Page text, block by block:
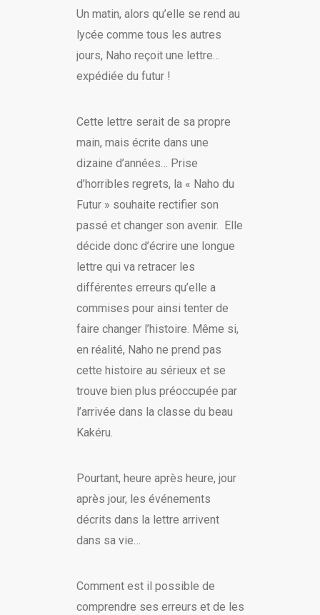
Un matin, alors qu’elle se rend au
lycée comme tous les autres
jours, Naho reçoit une lettre…
expédiée du futur !
Cette lettre serait de sa propre
main, mais écrite dans une
dizaine d’années… Prise
d’horribles regrets, la « Naho du
Futur » souhaite rectifier son
passé et changer son avenir. Elle
décide donc d’écrire une longue
lettre qui va retracer les
différentes erreurs qu’elle a
commises pour ainsi tenter de
faire changer l’histoire. Même si,
en réalité, Naho ne prend pas
cette histoire au sérieux et se
trouve bien plus préoccupée par
l’arrivée dans la classe du beau
Kakéru.
Pourtant, heure après heure, jour
après jour, les événements
décrits dans la lettre arrivent
dans sa vie…
Comment est il possible de
comprendre ses erreurs et de les